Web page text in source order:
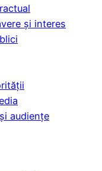
și interes
audiențe